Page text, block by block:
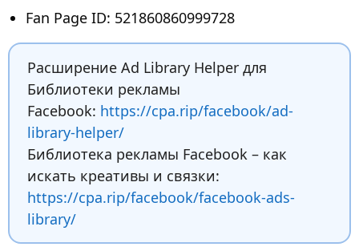
Fan Page ID: 521860860999728
Расширение Ad Library Helper для
Библиотеки рекламы
Facebook: https://cpa.rip/facebook/ad-
library-helper/
Библиотека рекламы Facebook – как
искать креативы и связки:
https://cpa.rip/facebook/facebook-ads-
library/